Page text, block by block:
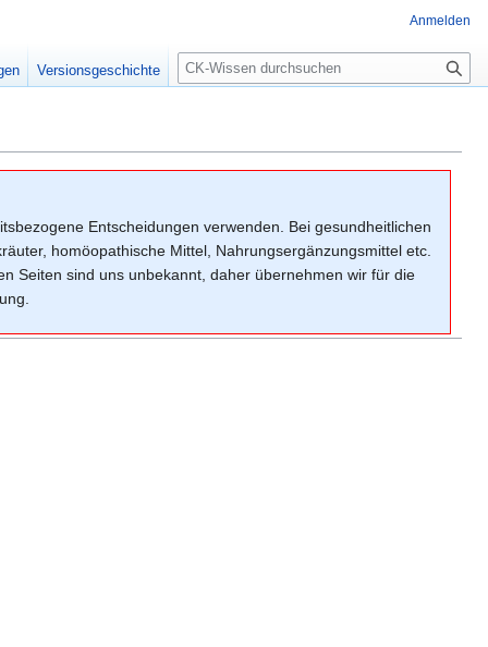
Entscheidungen verwenden. Bei gesundheitlichen
homöopathische Mittel, Nahrungsergänzungsmittel etc.
Seiten sind uns unbekannt, daher übernehmen wir für die
Anmelden
Versionsgeschichte
Suche